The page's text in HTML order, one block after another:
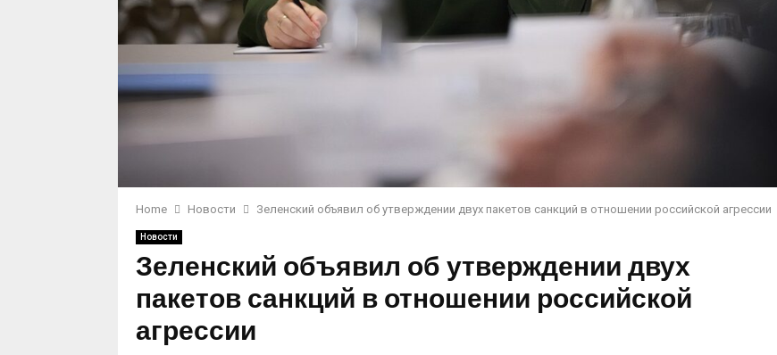
Home Новости Зеленский объявил об утверждении двух пакетов санкций в отношении российской агрессии
Новости
Зеленский объявил об утверждении двух
пакетов санкций в отношении российской
агрессии